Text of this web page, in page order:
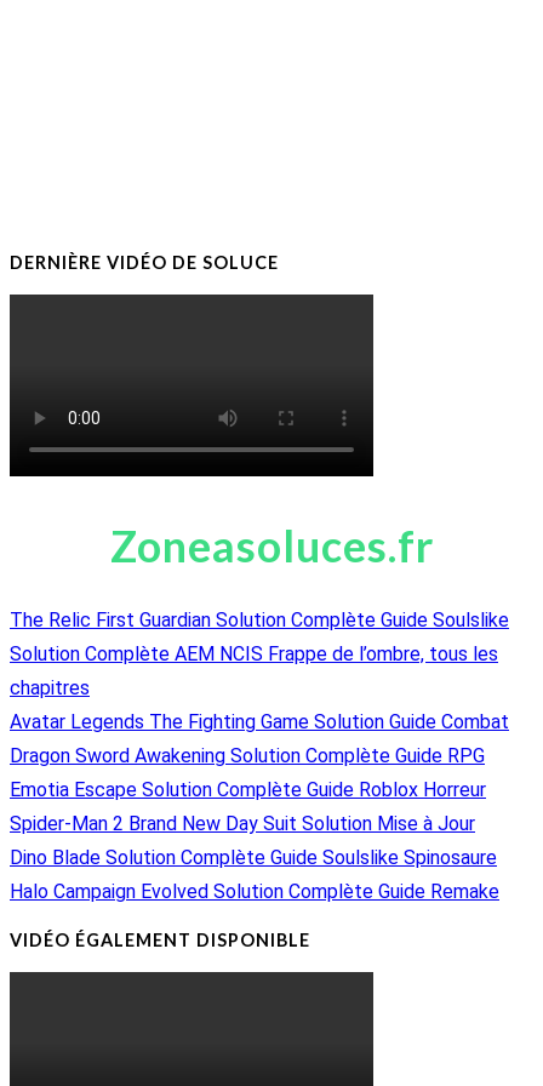
DERNIÈRE VIDÉO DE SOLUCE
Zoneasoluces.fr
The Relic First Guardian Solution Complète Guide Soulslike
Solution Complète AEM NCIS Frappe de l’ombre, tous les
chapitres
Avatar Legends The Fighting Game Solution Guide Combat
Dragon Sword Awakening Solution Complète Guide RPG
Emotia Escape Solution Complète Guide Roblox Horreur
Spider-Man 2 Brand New Day Suit Solution Mise à Jour
Dino Blade Solution Complète Guide Soulslike Spinosaure
Halo Campaign Evolved Solution Complète Guide Remake
VIDÉO ÉGALEMENT DISPONIBLE